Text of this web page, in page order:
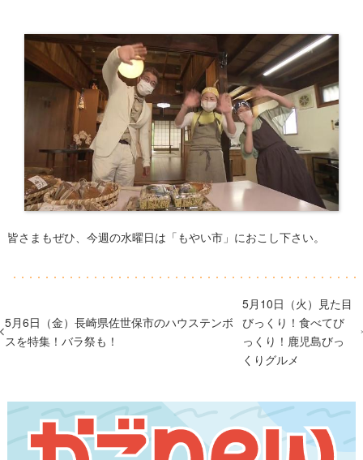
​皆さまもぜひ、今週の水曜日は「もやい市」におこし下さい。
5月6日（金）長崎県佐世保市のハウステンボ
スを特集！バラ祭も！
5月10日（火）見た目
びっくり！食べてび
っくり！鹿児島びっ
くりグルメ